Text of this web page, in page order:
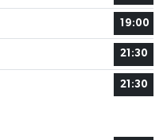
19:00
21:30
21:30